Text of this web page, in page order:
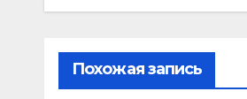
Похожая запись